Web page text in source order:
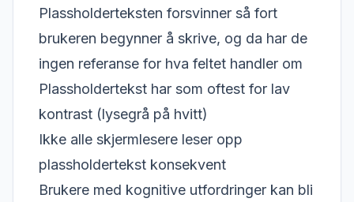
Plassholderteksten forsvinner så fort
brukeren begynner å skrive, og da har de
ingen referanse for hva feltet handler om
Plassholdertekst har som oftest for lav
kontrast (lysegrå på hvitt)
Ikke alle skjermlesere leser opp
plassholdertekst konsekvent
Brukere med kognitive utfordringer kan bli